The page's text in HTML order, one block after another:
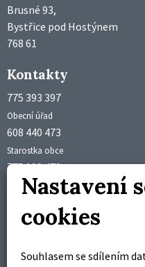
Brusné 93,
Bystřice pod Hostýnem
768 61
Kontakty
775 393 397
Obecní úřad
608 440 473
Starostka obce
775 992 473
Účetní obce
starosta@brusne.cz
Úřední hodiny
Nastavení
cookies
Souhlasem se sdílením